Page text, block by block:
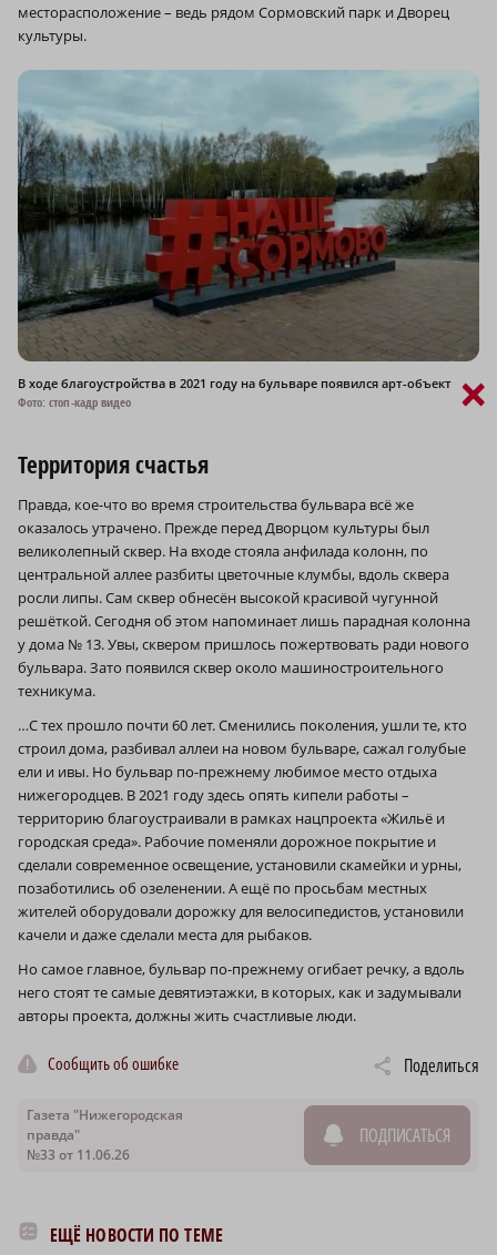
месторасположение – ведь рядом Сормовский парк и Дворец
культуры.
В ходе благоустройства в 2021 году на бульваре появился арт-объект
Фото: стоп-кадр видео
Территория счастья
Правда, кое-что во время строительства бульвара всё же
оказалось утрачено. Прежде перед Дворцом культуры был
великолепный сквер. На входе стояла анфилада колонн, по
центральной аллее разбиты цветочные клумбы, вдоль сквера
росли липы. Сам сквер обнесён высокой красивой чугунной
решёткой. Сегодня об этом напоминает лишь парадная колонна
у дома № 13. Увы, сквером пришлось пожертвовать ради нового
бульвара. Зато появился сквер около машиностроительного
техникума.
…С тех прошло почти 60 лет. Сменились поколения, ушли те, кто
строил дома, разбивал аллеи на новом бульваре, сажал голубые
ели и ивы. Но бульвар по-прежнему любимое место отдыха
нижегородцев. В 2021 году здесь опять кипели работы –
территорию благоустраивали в рамках нацпроекта «Жильё и
городская среда». Рабочие поменяли дорожное покрытие и
сделали современное освещение, установили скамейки и урны,
позаботились об озеленении. А ещё по просьбам местных
жителей оборудовали дорожку для велосипедистов, установили
качели и даже сделали места для рыбаков.
Но самое главное, бульвар по-прежнему огибает речку, а вдоль
него стоят те самые девятиэтажки, в которых, как и задумывали
авторы проекта, должны жить счастливые люди.
Сообщить об ошибке Поделиться
Газета "Нижегородская
правда"
№33 от 11.06.26
ПОДПИСАТЬСЯ
ЕЩЁ НОВОСТИ ПО ТЕМЕ
×